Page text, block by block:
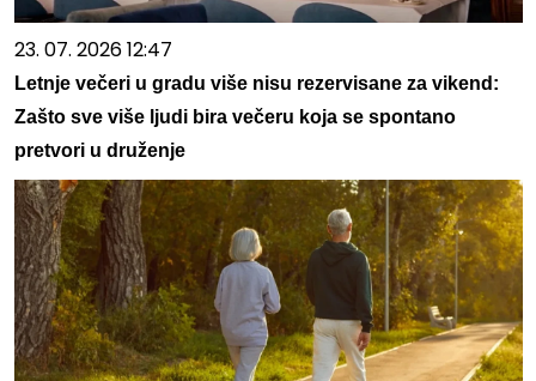
23. 07. 2026 12:47
Letnje večeri u gradu više nisu rezervisane za vikend:
Zašto sve više ljudi bira večeru koja se spontano
pretvori u druženje